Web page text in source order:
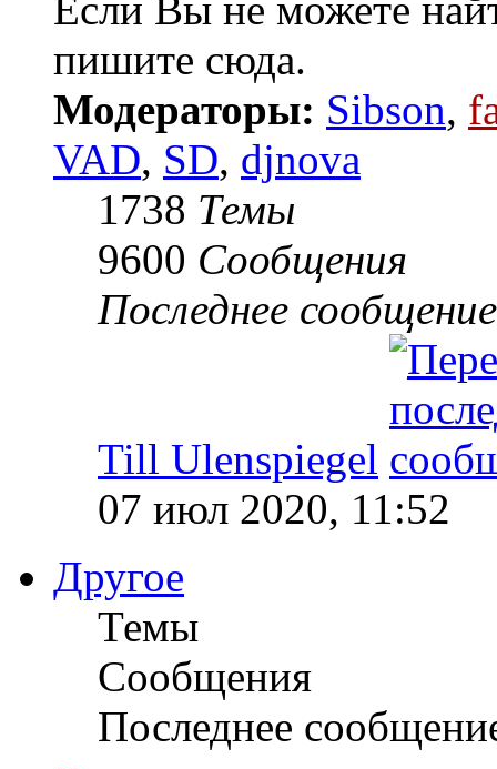
Если Вы не можете
пишите сюда.
Модераторы: Sibson,
VAD, SD, djnova
1738 Темы
9600 Сообщения
Последнее сообщение
Till Ulenspiegel
07 июл 2020, 11:52
Другое
Темы
Сообщения
Последнее